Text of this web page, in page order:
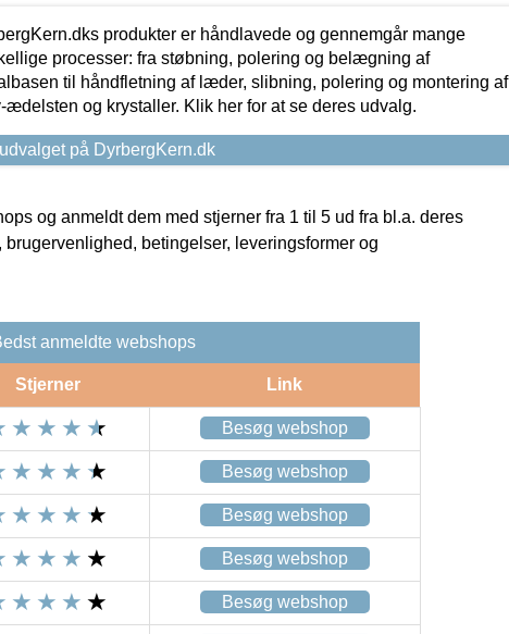
produkter er håndlavede og gennemgår mange
processer: fra støbning, polering og belægning af
til håndfletning af læder, slibning, polering og montering af
ædelsten og krystaller. Klik her for at se deres udvalg.
på DyrbergKern.dk
og anmeldt dem med stjerner fra 1 til 5 ud fra bl.a. deres
betingelser, leveringsformer og
anmeldte webshops
Stjerner Link
Besøg webshop
Besøg webshop
Besøg webshop
Besøg webshop
Besøg webshop